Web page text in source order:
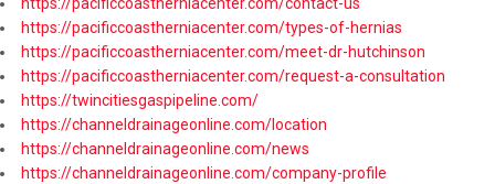
https://pacificcoastherniacenter.com/contact-us
https://pacificcoastherniacenter.com/types-of-hernias
https://pacificcoastherniacenter.com/meet-dr-hutchinson
https://pacificcoastherniacenter.com/request-a-consultation
https://twincitiesgaspipeline.com/
https://channeldrainageonline.com/location
https://channeldrainageonline.com/news
https://channeldrainageonline.com/company-profile